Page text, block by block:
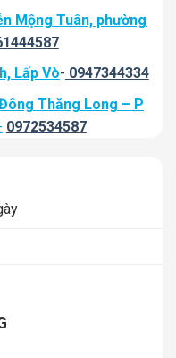
Mộng Tuân, phường
Lấp Vò- 0947344334
Thăng Long – P
0972534587